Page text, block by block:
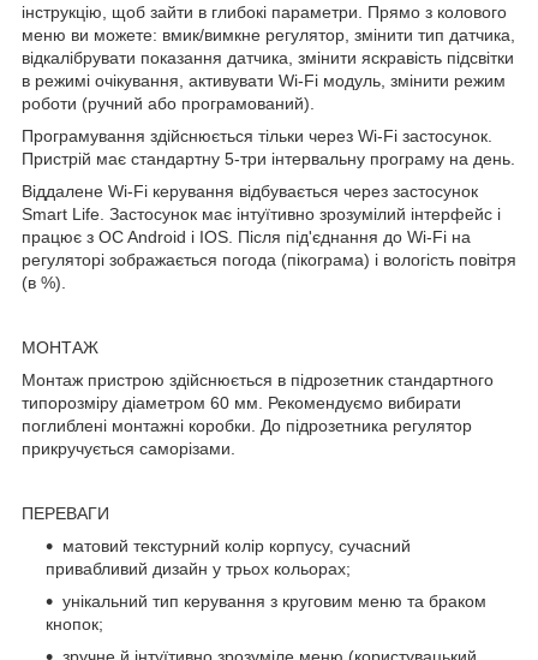
інструкцію, щоб зайти в глибокі параметри. Прямо з колового
меню ви можете: вмик/вимкне регулятор, змінити тип датчика,
відкалібрувати показання датчика, змінити яскравість підсвітки
в режимі очікування, активувати Wi-Fi модуль, змінити режим
роботи (ручний або програмований).
Програмування здійснюється тільки через Wi-Fi застосунок.
Пристрій має стандартну 5-три інтервальну програму на день.
Віддалене Wi-Fi керування відбувається через застосунок
Smart Life. Застосунок має інтуїтивно зрозумілий інтерфейс і
працює з OC Android і IOS. Після під'єднання до Wi-Fi на
регуляторі зображається погода (пікограма) і вологість повітря
(в %).
МОНТАЖ
Монтаж пристрою здійснюється в підрозетник стандартного
типорозміру діаметром 60 мм. Рекомендуємо вибирати
поглиблені монтажні коробки. До підрозетника регулятор
прикручується саморізами.
ПЕРЕВАГИ
матовий текстурний колір корпусу, сучасний
привабливий дизайн у трьох кольорах;
унікальний тип керування з круговим меню та браком
кнопок;
зручне й інтуїтивно зрозуміле меню (користувацький